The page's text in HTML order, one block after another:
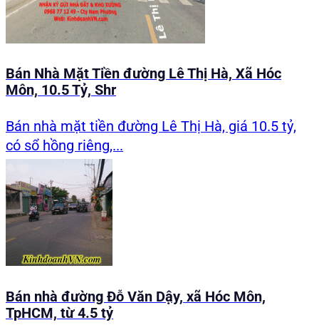
Bán Nhà Mặt Tiền đường Lê Thị Hà, Xã Hóc
Môn, 10.5 Tỷ, Shr
Bán nhà mặt tiền đường Lê Thị Hà, giá 10.5 tỷ,
có sổ hồng riêng,...
Bán nhà đường Đỗ Văn Dậy, xã Hóc Môn,
TpHCM, từ 4.5 tỷ